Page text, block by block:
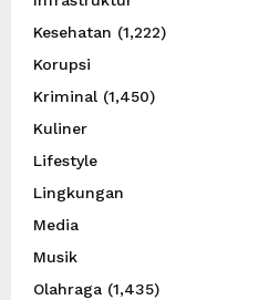
Kesehatan (1,222)
Korupsi
Kriminal (1,450)
Kuliner
Lifestyle
Lingkungan
Media
Musik
Olahraga (1,435)